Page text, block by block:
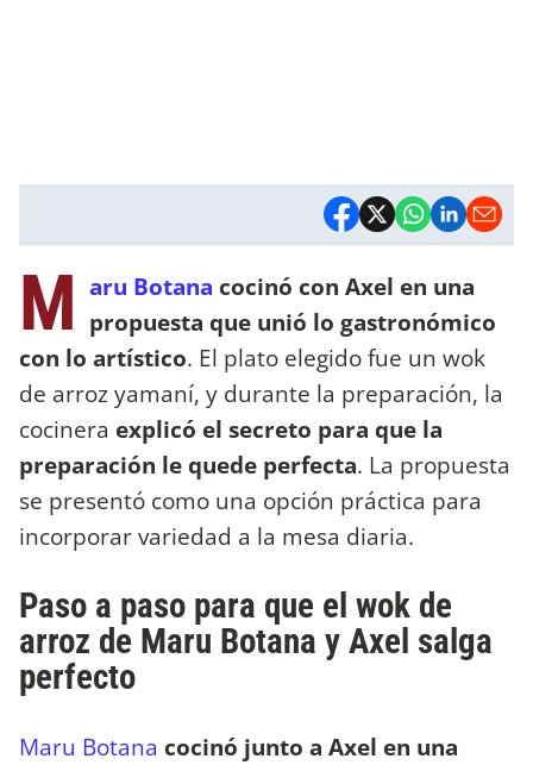
M aru Botana cocinó con Axel en una
propuesta que unió lo gastronómico
con lo artístico. El plato elegido fue un wok
de arroz yamaní, y durante la preparación, la
cocinera explicó el secreto para que la
preparación le quede perfecta. La propuesta
se presentó como una opción práctica para
incorporar variedad a la mesa diaria.
Paso a paso para que el wok de
arroz de Maru Botana y Axel salga
perfecto
Maru Botana cocinó junto a Axel en una